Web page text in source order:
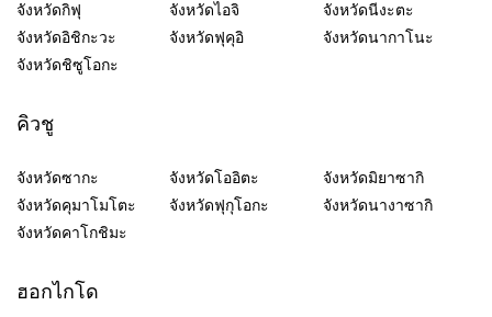
จังหวัดกิฟุ
จังหวัดไอจิ
จังหวัดนีงะตะ
จังหวัดอิชิกะวะ
จังหวัดฟุคุอิ
จังหวัดนากาโนะ
จังหวัดชิซูโอกะ
คิวชู
จังหวัดซากะ จังหวัดโออิตะ
จังหวัดมิยาซากิ
จังหวัดคุมาโมโตะ
จังหวัดฟุกุโอกะ
จังหวัดนางาซากิ
จังหวัดคาโกชิมะ
ฮอกไกโด